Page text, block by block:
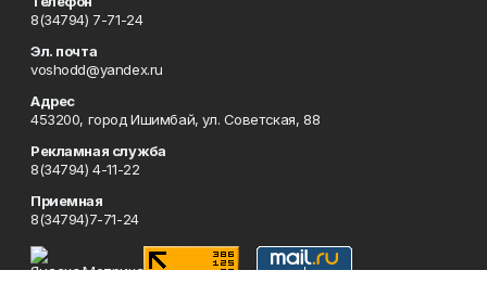
8(34794) 7-71-24
Эл. почта
voshodd@yandex.ru
Адрес
453200, город Ишимбай, ул. Советская, 88
Рекламная служба
8(34794) 4-11-22
Приемная
8(34794)7-71-24